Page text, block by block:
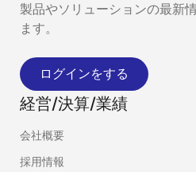
製品やソリューションの最新
ます。
ログインをする
経営/決算/業績
会社概要
採用情報